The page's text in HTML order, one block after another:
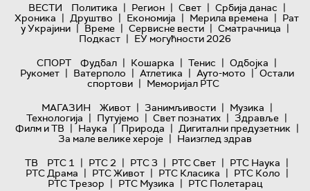
ВЕСТИ Политика | Регион | Свет | Србија данас |
Хроника | Друштво | Економија | Мерила времена | Рат
у Украјини | Време | Сервисне вести | Сматрачница |
Подкаст | ЕУ могућности 2026
СПОРТ
Фудбал | Кошарка | Тенис | Одбојка |
Рукомет | Ватерполо | Атлетика | Ауто-мото | Остали
спортови | Меморијал РТС
МАГАЗИН
Живот | Занимљивости | Музика |
Технологијa | Путујемо | Свет познатих | Здравље |
Филм и ТВ | Наука | Природа | Дигитални предузетник |
За мале велике хероје | Наизглед здрав
ТВ
РТС 1 | РТС 2 | РТС 3 | РТС Свет | РТС Наука |
РТС Драма | РТС Живот | РТС Класика | РТС Коло |
РТС Трезор | РТС Музика | РТС Полетарац